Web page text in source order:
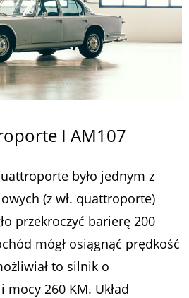
I AM107
było jednym z
(z wł. quattroporte)
przekroczyć barierę 200
mógł osiągnąć prędkość
to silnik o
260 KM. Układ